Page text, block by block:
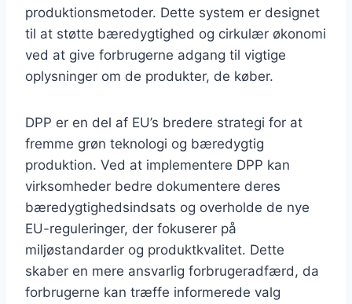
produktionsmetoder. Dette system er designet
til at støtte bæredygtighed og cirkulær økonomi
ved at give forbrugerne adgang til vigtige
oplysninger om de produkter, de køber.
DPP er en del af EU’s bredere strategi for at
fremme grøn teknologi og bæredygtig
produktion. Ved at implementere DPP kan
virksomheder bedre dokumentere deres
bæredygtighedsindsats og overholde de nye
EU-reguleringer, der fokuserer på
miljøstandarder og produktkvalitet. Dette
skaber en mere ansvarlig forbrugeradfærd, da
forbrugerne kan træffe informerede valg